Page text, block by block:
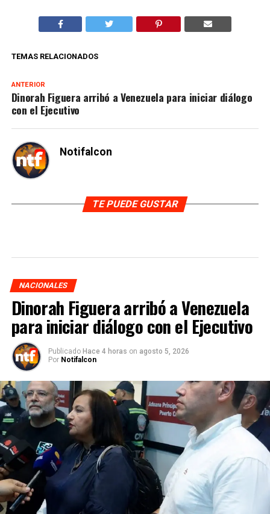
TEMAS RELACIONADOS
ANTERIOR
Dinorah Figuera arribó a Venezuela para iniciar diálogo
con el Ejecutivo
Notifalcon
TE PUEDE GUSTAR
NACIONALES
Dinorah Figuera arribó a Venezuela
para iniciar diálogo con el Ejecutivo
Publicado Hace 4 horas on agosto 5, 2026
Por Notifalcon